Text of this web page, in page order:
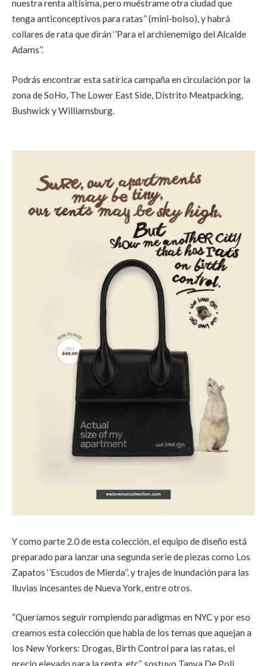
nuestra renta altísima, pero muéstrame otra ciudad que
tenga anticonceptivos para ratas’’ (mini-bolso), y habrá
collares de rata que dirán ‘’Para el archienemigo del Alcalde
Adams’’.
Podrás encontrar esta satírica campaña en circulación por la
zona de SoHo, The Lower East Side, Distrito Meatpacking,
Bushwick y Williamsburg.
Y como parte 2.0 de esta colección, el equipo de diseño está
preparado para lanzar una segunda serie de piezas como Los
Zapatos ‘’Escudos de Mierda’’, y trajes de inundación para las
lluvias incesantes de Nueva York, entre otros.
“Queríamos seguir rompiendo paradigmas en NYC y por eso
creamos esta colección que habla de los temas que aquejan a
los New Yorkers: Drogas, Birth Control para las ratas, el
precio elevado para la renta, etc.”, sostuvo Tanya De Poli